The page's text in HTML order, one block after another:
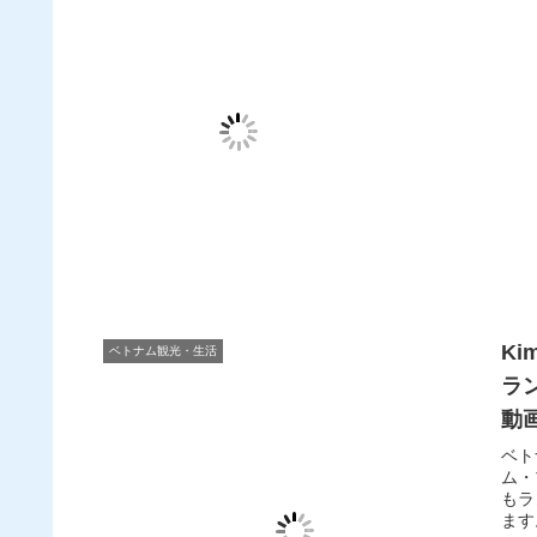
ベトナム観光・生活
ラ
動
ベ
ム
も
ま